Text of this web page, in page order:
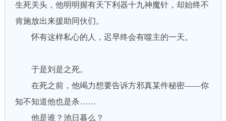
生死关头，他明明握有天下利器十九神魔针，却始终不
肯施放出来援助同伙们。
怀有这样私心的人，迟早终会有噬主的一天。
于是刘是之死。
在死之前，他竭力想要告诉方邪真某件秘密——你
知不知道他也是杀……
他是谁？池日暮么？